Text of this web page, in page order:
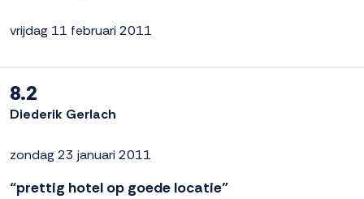
vrijdag 11 februari 2011
8.2
Diederik Gerlach
zondag 23 januari 2011
“prettig hotel op goede locatie”